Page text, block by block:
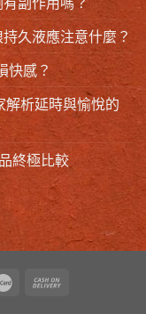
久液應注意什麼？
快感？
解析延時與愉悅的
終極比較